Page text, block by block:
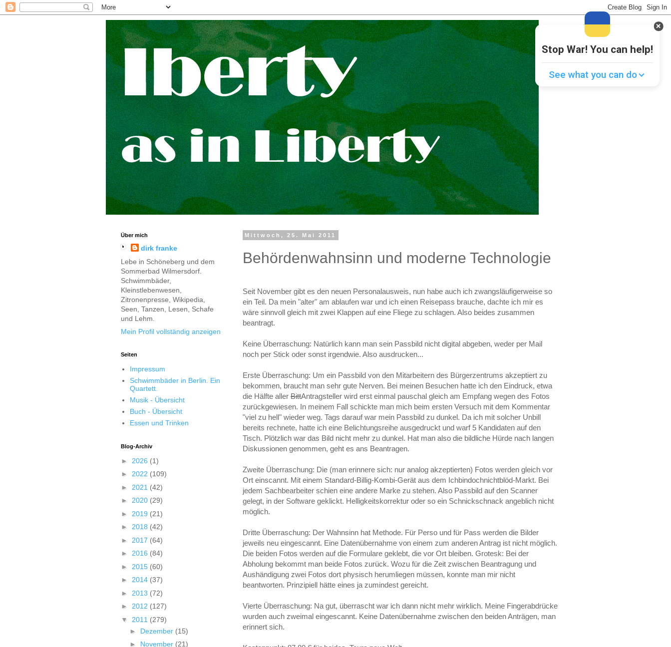
Mittwoch, 25. Mai 2011
Behördenwahnsinn und moderne Technologie
Seit November gibt es den neuen Personalausweis, nun habe auch ich zwangsläufigerweise so
ein Teil. Da mein "alter" am ablaufen war und ich einen Reisepass brauche, dachte ich mir es
wäre sinnvoll gleich mit zwei Klappen auf eine Fliege zu schlagen. Also beides zusammen
beantragt.
Keine Überraschung: Natürlich kann man sein Passbild nicht digital abgeben, weder per Mail
noch per Stick oder sonst irgendwie. Also ausdrucken...
Erste Überraschung: Um ein Passbild von den Mitarbeitern des Bürgerzentrums akzeptiert zu
bekommen, braucht man sehr gute Nerven. Bei meinen Besuchen hatte ich den Eindruck, etwa
die Hälfte aller BittAntragsteller wird erst einmal pauschal gleich am Empfang wegen des Fotos
zurückgewiesen. In meinem Fall schickte man mich beim ersten Versuch mit dem Kommentar
"viel zu hell" wieder weg. Tags darauf war mein Passbild zu dunkel. Da ich mit solcher Unbill
bereits rechnete, hatte ich eine Belichtungsreihe ausgedruckt und warf 5 Kandidaten auf den
Tisch. Plötzlich war das Bild nicht mehr zu dunkel. Hat man also die bildliche Hürde nach langen
Diskussionen genommen, geht es ans Beantragen.
Zweite Überraschung: Die (man erinnere sich: nur analog akzeptierten) Fotos werden gleich vor
Ort einscannt. Mit einem Standard-Billig-Kombi-Gerät aus dem Ichbindochnichtblöd-Markt. Bei
jedem Sachbearbeiter schien eine andere Marke zu stehen. Also Passbild auf den Scanner
gelegt, in der Software geklickt. Helligkeitskorrektur oder so ein Schnickschnack angeblich nicht
möglich.
Dritte Überraschung: Der Wahnsinn hat Methode. Für Perso und für Pass werden die Bilder
jeweils neu eingescannt. Eine Datenübernahme von einem zum anderen Antrag ist nicht möglich.
Die beiden Fotos werden auf die Formulare geklebt, die vor Ort bleiben. Grotesk: Bei der
Abholung bekommt man beide Fotos zurück. Wozu für die Zeit zwischen Beantragung und
Aushändigung zwei Fotos dort physisch herumliegen müssen, konnte man mir nicht
beantworten. Prinzipiell hätte eines ja zumindest gereicht.
Vierte Überraschung: Na gut, überrascht war ich dann nicht mehr wirklich. Meine Fingerabdrücke
wurden auch zweimal eingescannt. Keine Datenübernahme zwischen den beiden Anträgen, man
erinnert sich.
Über mich
dirk franke
Lebe in Schöneberg und dem
Sommerbad Wilmersdorf.
Schwimmbäder,
Kleinstlebenwesen,
Zitronenpresse, Wikipedia,
Seen, Tanzen, Lesen, Schafe
und Lehm.
Mein Profil vollständig anzeigen
Seiten
Impressum
Schwimmbäder in Berlin. Ein
Quartett.
Musik - Übersicht
Buch - Übersicht
Essen und Trinken
Blog-Archiv
► 2026 (1)
► 2022 (109)
► 2021 (42)
► 2020 (29)
► 2019 (21)
► 2018 (42)
► 2017 (64)
► 2016 (84)
► 2015 (60)
► 2014 (37)
► 2013 (72)
► 2012 (127)
▼ 2011 (279)
► Dezember (15)
► November (21)
Stop War! You can help!
See what you can do